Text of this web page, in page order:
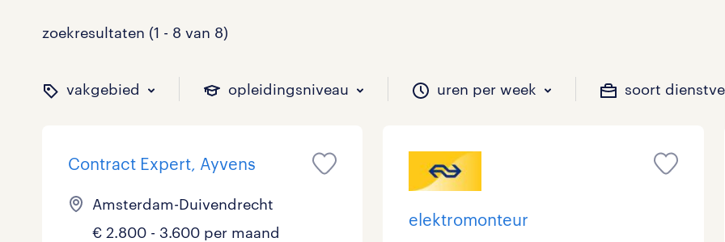
zoekresultaten (1 - 8 van 8)
vakgebied opleidingsniveau uren per week soort
binnen welk vakgebied wil je werken?
op welk niveau zoek je vacatures?
hoeveel uren per week wil je werken?
welk soort dienstverband zou jij willen?
Contract Expert, Ayvens
Amsterdam-Duivendrecht
€ 2.800 - 3.600 per maand
elektromonteur